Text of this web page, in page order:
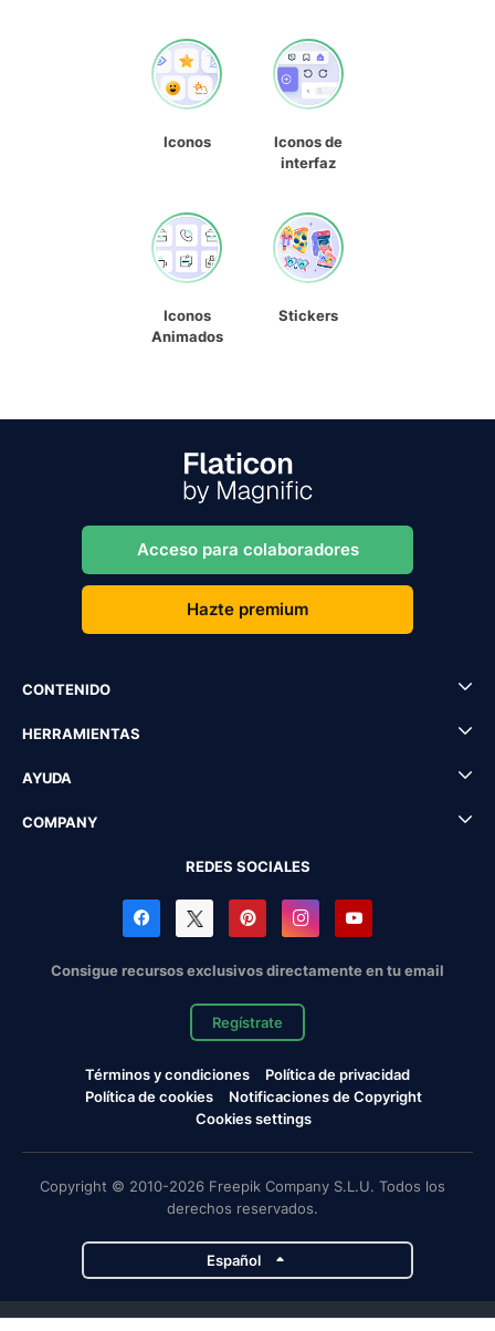
Iconos
Iconos de
interfaz
Iconos
Animados
Stickers
Acceso para colaboradores
Hazte premium
CONTENIDO
HERRAMIENTAS
AYUDA
COMPANY
REDES SOCIALES
Consigue recursos exclusivos directamente en tu email
Regístrate
Términos y condiciones
Política de privacidad
Política de cookies
Notificaciones de Copyright
Cookies settings
Copyright © 2010-2026 Freepik Company S.L.U. Todos los
derechos reservados.
Español